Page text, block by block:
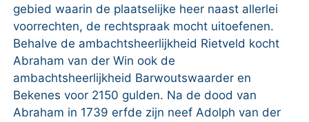
gebied waarin de plaatselijke heer naast allerlei
voorrechten, de rechtspraak mocht uitoefenen.
Behalve de ambachtsheerlijkheid Rietveld kocht
Abraham van der Win ook de
ambachtsheerlijkheid Barwoutswaarder en
Bekenes voor 2150 gulden. Na de dood van
Abraham in 1739 erfde zijn neef Adolph van der